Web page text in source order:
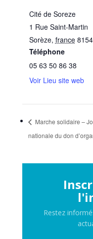
Cité de Soreze
1 Rue Saint-Martin
Sorèze, france
Téléphone
05 63 50 86 38
Voir Lieu site web
Marche solidaire –
nationale du don
Restez